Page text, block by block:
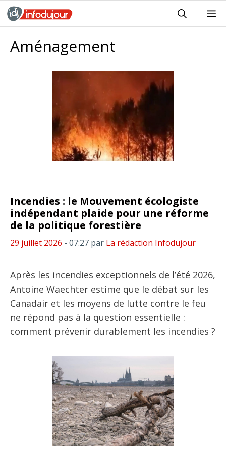
Aller
au
Aménagement
Incendies : le Mouvement écologiste
indépendant plaide pour une réforme
de la politique forestière
29 juillet 2026 - 07:27 par La rédaction Infodujour
Après les incendies exceptionnels de l’été 2026,
Antoine Waechter estime que le débat sur les
Canadair et les moyens de lutte contre le feu
ne répond pas à la question essentielle :
comment prévenir durablement les incendies ?